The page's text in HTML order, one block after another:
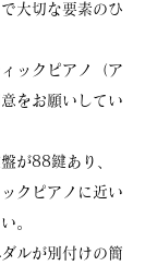
大切な要素のひ
ックピアノ（ア
をお願いしてい
が88鍵あり、
クピアノに近い
。
ルが別付けの簡